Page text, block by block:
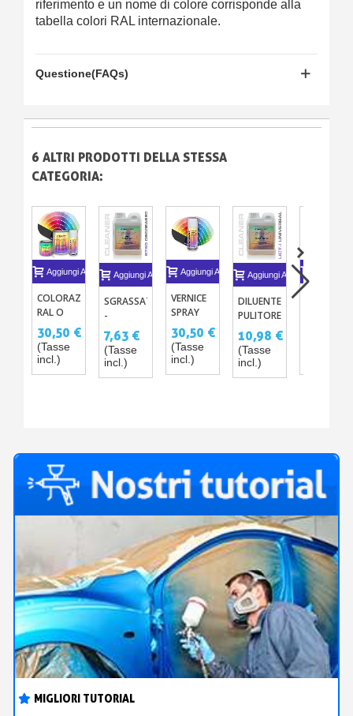
MIGLIORI TUTORIAL
riferimento e un nome di colore corrisponde alla
tabella colori RAL internazionale.
Questione(FAQs)
6 ALTRI PRODOTTI DELLA STESSA
CATEGORIA:
Aggiungi Al Carrello
COLORAZIONI
RAL O
PANTONE®
IN
VERSIONE
BASE
30,50 €
(Tasse
incl.)
Aggiungi Al Carrello
SGRASSATORE
-
PULITORE
SILICONE
1L
7,63 €
(Tasse
incl.)
Aggiungi Al Carrello
VERNICE
SPRAY
RAL
30,50 €
(Tasse
incl.)
Aggiungi Al Carrello
DILUENTE
PULITORE
UNIVERSALE
(SOLVENTATO)
10,98 €
(Tasse
incl.)